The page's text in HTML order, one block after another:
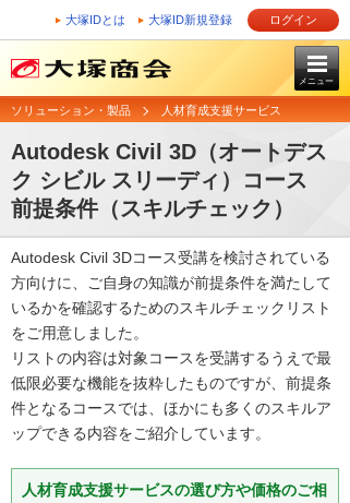
大塚IDとは 大塚ID新規登録 ログイン
メニュー
ソリューション・製品 人材育成支援サービス
Autodesk Civil 3D（オートデス
ク シビル スリーディ）コース
前提条件（スキルチェック）
Autodesk Civil 3Dコース受講を検討されている
方向けに、ご自身の知識が前提条件を満たして
いるかを確認するためのスキルチェックリスト
をご用意しました。
リストの内容は対象コースを受講するうえで最
低限必要な機能を抜粋したものですが、前提条
件となるコースでは、ほかにも多くのスキルア
ップできる内容をご紹介しています。
人材育成支援サービスの選び方や価格のご相